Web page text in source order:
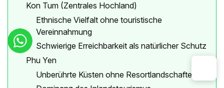
Kon Tum (Zentrales Hochland)
Ethnische Vielfalt ohne touristische
Vereinnahmung
Schwierige Erreichbarkeit als natürlicher Schutz
Phu Yen
Unberührte Küsten ohne Resortlandschaften